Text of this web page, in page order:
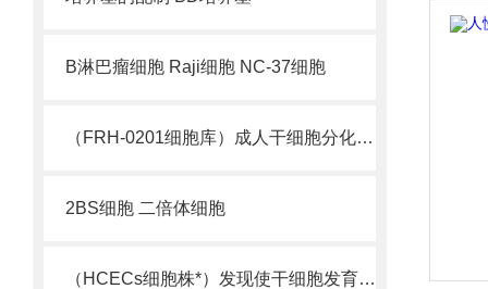
B淋巴瘤细胞 Raji细胞 NC-37细胞
（FRH-0201细胞库）成人干细胞分化能力遭到研究质疑
2BS细胞 二倍体细胞
（HCECs细胞株*）发现使干细胞发育成神经细胞物质